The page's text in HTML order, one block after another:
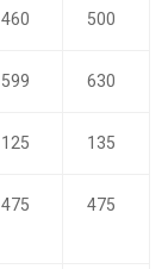
460 500
599 630
125 135
475 475